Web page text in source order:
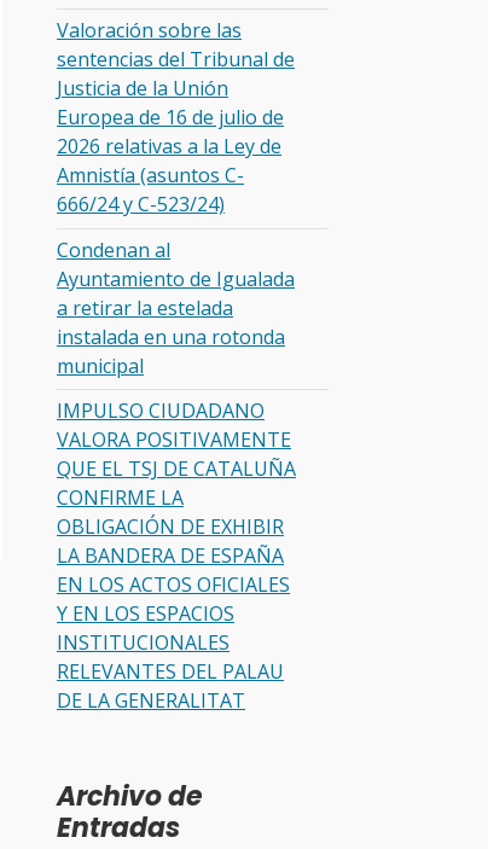
Valoración sobre las
sentencias del Tribunal de
Justicia de la Unión
Europea de 16 de julio de
2026 relativas a la Ley de
Amnistía (asuntos C-
666/24 y C-523/24)
Condenan al
Ayuntamiento de Igualada
a retirar la estelada
instalada en una rotonda
municipal
IMPULSO CIUDADANO
VALORA POSITIVAMENTE
QUE EL TSJ DE CATALUÑA
CONFIRME LA
OBLIGACIÓN DE EXHIBIR
LA BANDERA DE ESPAÑA
EN LOS ACTOS OFICIALES
Y EN LOS ESPACIOS
INSTITUCIONALES
RELEVANTES DEL PALAU
DE LA GENERALITAT
Archivo de
Entradas